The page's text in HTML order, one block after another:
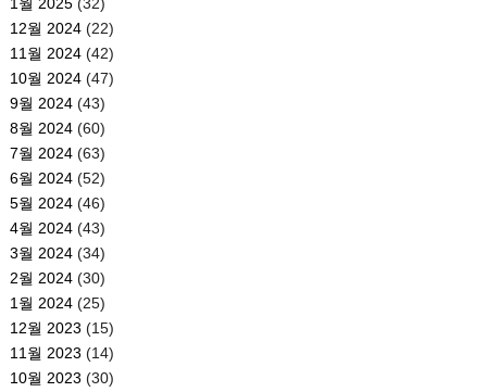
12월 2024(22)
11월 2024(42)
10월 2024(47)
9월 2024(43)
8월 2024(60)
7월 2024(63)
6월 2024(52)
5월 2024(46)
4월 2024(43)
3월 2024(34)
2월 2024(30)
1월 2024(25)
12월 2023 (15)
11월 2023 (14)
10월 2023 (30)